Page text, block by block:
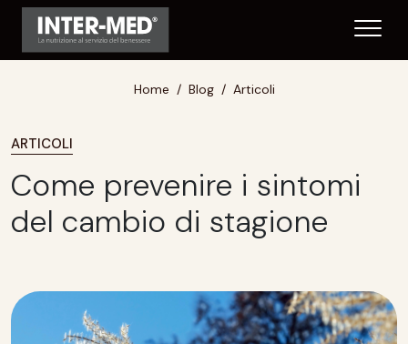
Home Blog Articoli
ARTICOLI
Come prevenire i sintomi
del cambio di stagione